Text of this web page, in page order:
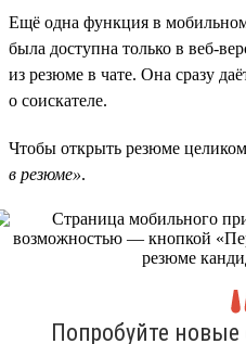
Ещё одна функция в
была доступна только в веб-
из резюме в чате. Она сразу
о соискателе.
Чтобы открыть резюме
в резюме».
Попробуйте